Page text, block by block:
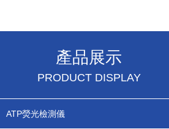
產品展示
PRODUCT DISPLAY
ATP熒光檢測儀